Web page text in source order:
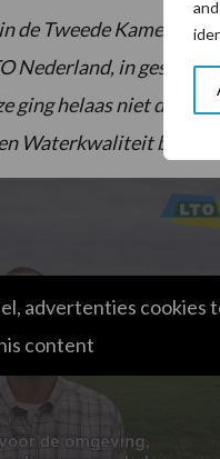
de Tweede Kamer
Nederland, in gesprek
ging helaas niet door.
Waterkwaliteit bij LTO
advertenties cookies
content